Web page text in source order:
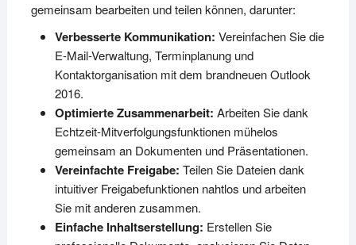
gemeinsam bearbeiten und teilen können, darunter:
Verbesserte Kommunikation: Vereinfachen Sie die
E-Mail-Verwaltung, Terminplanung und
Kontaktorganisation mit dem brandneuen Outlook
2016.
Optimierte Zusammenarbeit: Arbeiten Sie dank
Echtzeit-Mitverfolgungsfunktionen mühelos
gemeinsam an Dokumenten und Präsentationen.
Vereinfachte Freigabe: Teilen Sie Dateien dank
intuitiver Freigabefunktionen nahtlos und arbeiten
Sie mit anderen zusammen.
Einfache Inhaltserstellung: Erstellen Sie